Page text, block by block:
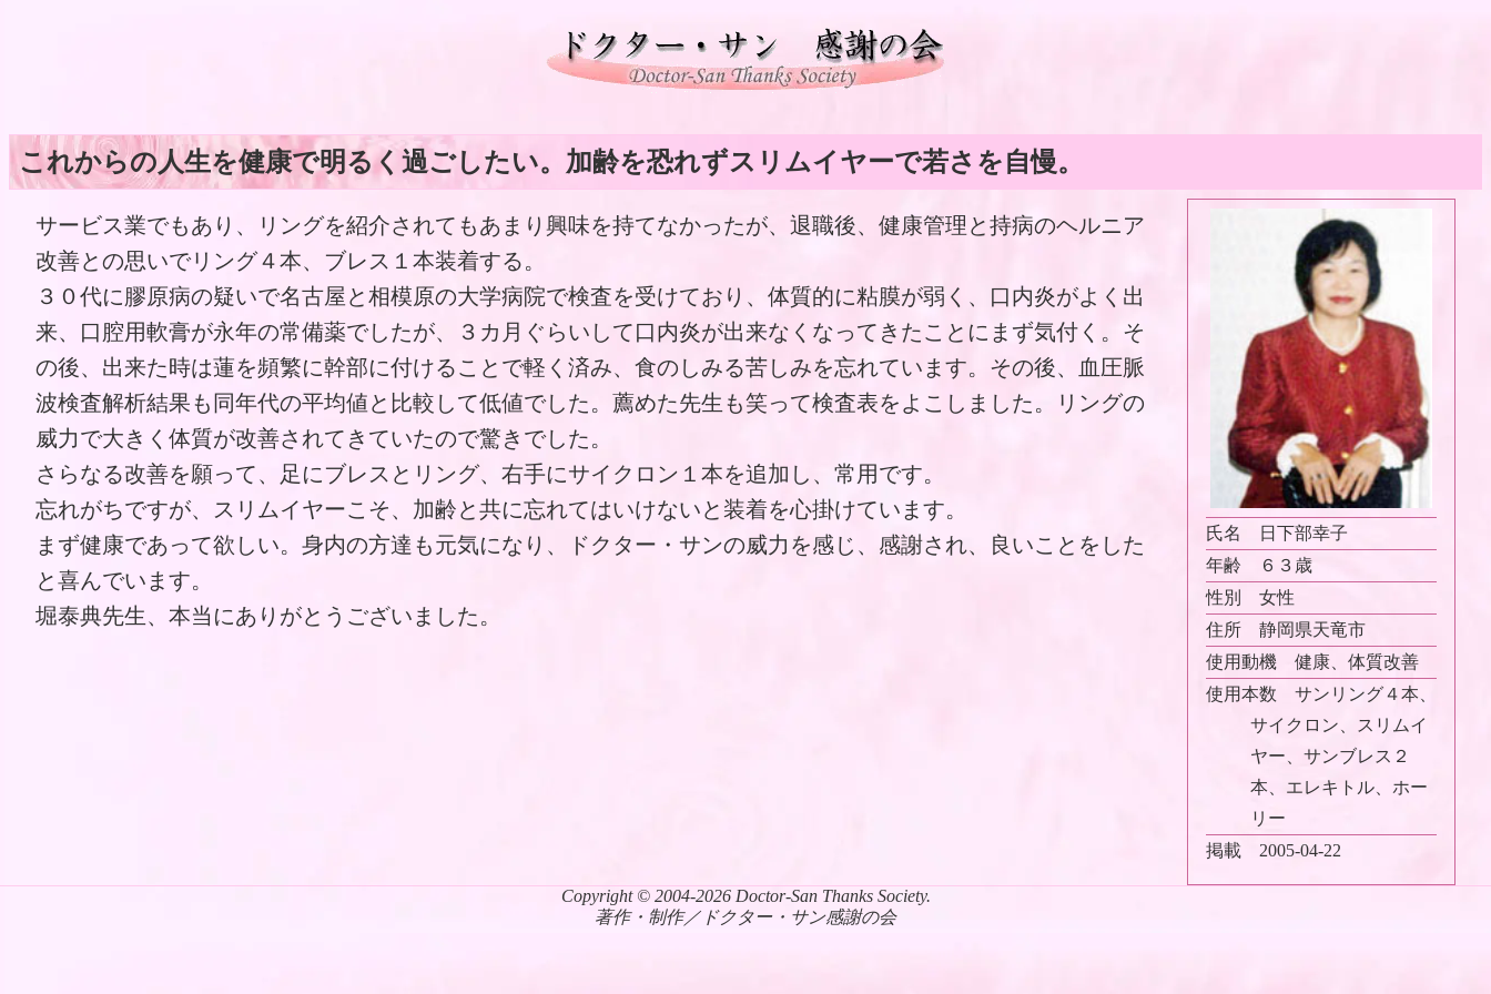
これからの人生を健康で明るく過ごしたい。加齢を恐れずスリムイヤーで若さを自慢。
氏名
日下部幸子
年齢
６３歳
性別
女性
住所
静岡県天竜市
使用動機
健康、体質改善
使用本数
サンリング４本、
サイクロン、スリムイ
ヤー、サンブレス２
本、エレキトル、ホー
リー
掲載
2005-04-22
サービス業でもあり、リングを紹介されてもあまり興味を持てなかったが、退職後、健康管理と持病のヘルニア
改善との思いでリング４本、ブレス１本装着する。
３０代に膠原病の疑いで名古屋と相模原の大学病院で検査を受けており、体質的に粘膜が弱く、口内炎がよく出
来、口腔用軟膏が永年の常備薬でしたが、３カ月ぐらいして口内炎が出来なくなってきたことにまず気付く。そ
の後、出来た時は蓮を頻繁に幹部に付けることで軽く済み、食のしみる苦しみを忘れています。その後、血圧脈
波検査解析結果も同年代の平均値と比較して低値でした。薦めた先生も笑って検査表をよこしました。リングの
威力で大きく体質が改善されてきていたので驚きでした。
さらなる改善を願って、足にブレスとリング、右手にサイクロン１本を追加し、常用です。
忘れがちですが、スリムイヤーこそ、加齢と共に忘れてはいけないと装着を心掛けています。
まず健康であって欲しい。身内の方達も元気になり、ドクター・サンの威力を感じ、感謝され、良いことをした
と喜んでいます。
堀泰典先生、本当にありがとうございました。
Copyright © 2004-2026 Doctor-San Thanks Society.
著作・制作／ドクター・サン感謝の会